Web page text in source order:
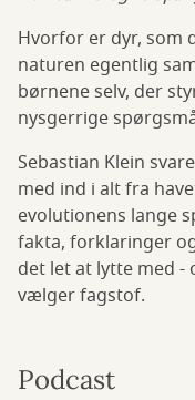
Hvorfor er dyr, som
naturen egentlig
børnene selv, der
nysgerrige
Sebastian Klein
med ind i alt fra
evolutionens lange
fakta, forklaringer
det let at lytte med
vælger fagstof.
Podcast